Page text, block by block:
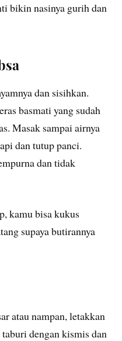
bikin nasinya gurih dan
dan sisihkan.
basmati yang sudah
Masak sampai airnya
dan tutup panci.
dan tidak
kamu bisa kukus
supaya butirannya
atau nampan, letakkan
dengan kismis dan